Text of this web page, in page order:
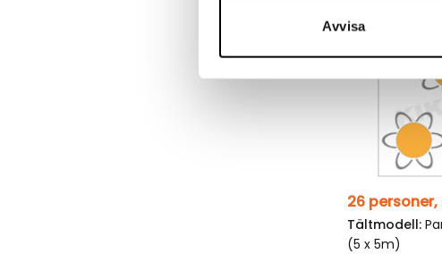
Avvisa
Tältmodell:
(5 x 5m)